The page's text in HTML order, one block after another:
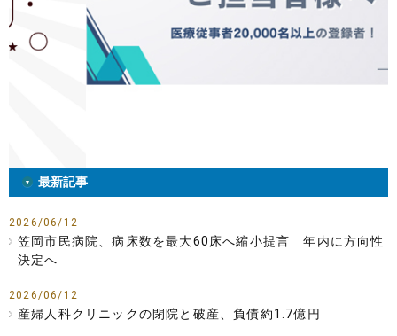
最新記事
2026/06/12
笠岡市民病院、病床数を最大60床へ縮小提言 年内に方向性
決定へ
2026/06/12
産婦人科クリニックの閉院と破産、負債約1.7億円